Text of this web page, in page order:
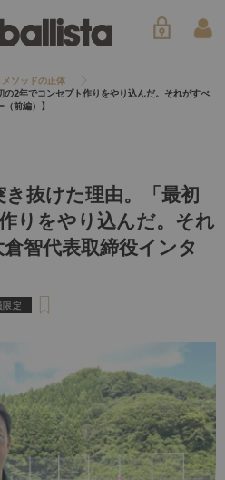
メソッドの正体
2年でコンセプト作りをやり込んだ。それがすべ
前編）】
抜けた理由。「最初
りをやり込んだ。それ
智代表取締役インタ